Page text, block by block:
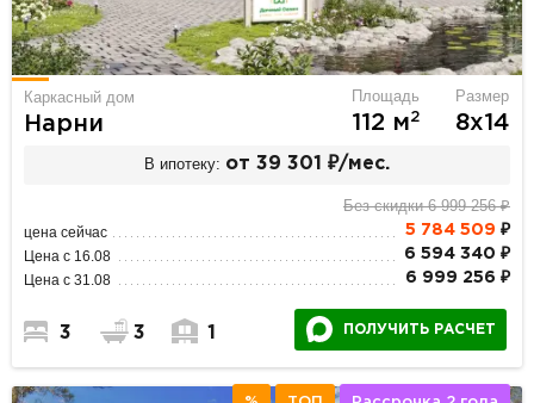
Каркасный дом
Нарни
Площадь
112 м2
Размер
8х14
В ипотеку: от 39 301 ₽/мес.
Без скидки 6 999 256 ₽
цена сейчас 5 784 509 ₽
Цена с 16.08 6 594 340 ₽
Цена с 31.08 6 999 256 ₽
3 3 1 ПОЛУЧИТЬ РАСЧЕТ